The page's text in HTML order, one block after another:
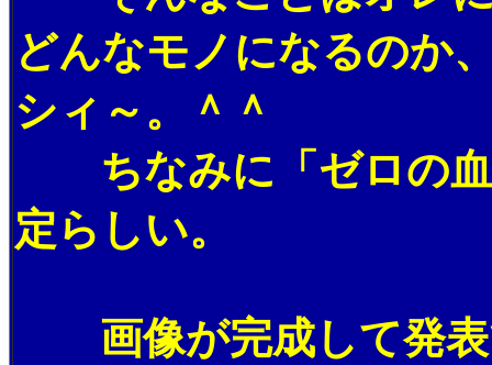
どんなモノになるのか
シィ～。＾＾
ちなみに「ゼロの血
定らしい。
画像が完成して発表